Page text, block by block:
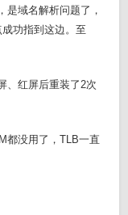
是域名解析问题了，
功指到这边。至
、红屏后重装了2次
都没用了，TLB一直